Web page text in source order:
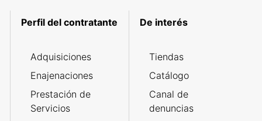
Perfil del contratante
Adquisiciones
Enajenaciones
Prestación de
Servicios
De interés
Tiendas
Catálogo
Canal de
denuncias